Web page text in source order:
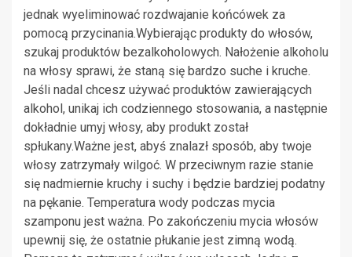
jednak wyeliminować rozdwajanie końcówek za
pomocą przycinania.Wybierając produkty do włosów,
szukaj produktów bezalkoholowych. Nałożenie alkoholu
na włosy sprawi, że staną się bardzo suche i kruche.
Jeśli nadal chcesz używać produktów zawierających
alkohol, unikaj ich codziennego stosowania, a następnie
dokładnie umyj włosy, aby produkt został
spłukany.Ważne jest, abyś znalazł sposób, aby twoje
włosy zatrzymały wilgoć. W przeciwnym razie stanie
się nadmiernie kruchy i suchy i będzie bardziej podatny
na pękanie. Temperatura wody podczas mycia
szamponu jest ważna. Po zakończeniu mycia włosów
upewnij się, że ostatnie płukanie jest zimną wodą.